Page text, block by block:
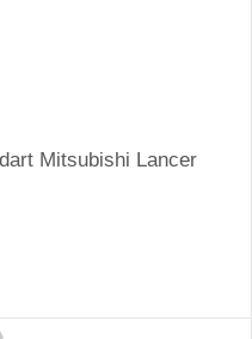
Mitsubishi Lancer